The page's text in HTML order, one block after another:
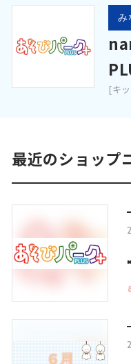
み
[キ
最近のショップ